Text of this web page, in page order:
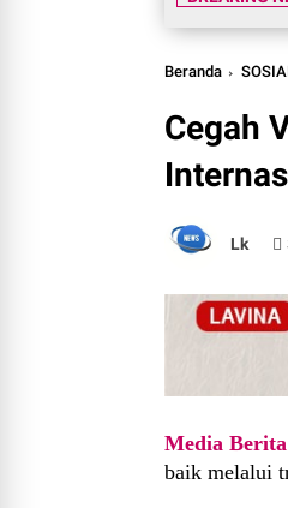
Beranda
Cegah
Lk
Media
baik melalui